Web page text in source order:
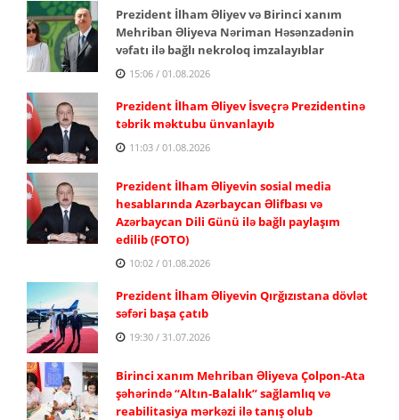
Prezident İlham Əliyev və Birinci xanım
Mehriban Əliyeva Nəriman Həsənzadənin
vəfatı ilə bağlı nekroloq imzalayıblar
15:06 / 01.08.2026
Prezident İlham Əliyev İsveçrə Prezidentinə
təbrik məktubu ünvanlayıb
11:03 / 01.08.2026
Prezident İlham Əliyevin sosial media
hesablarında Azərbaycan Əlifbası və
Azərbaycan Dili Günü ilə bağlı paylaşım
edilib (FOTO)
10:02 / 01.08.2026
Prezident İlham Əliyevin Qırğızıstana dövlət
səfəri başa çatıb
19:30 / 31.07.2026
Birinci xanım Mehriban Əliyeva Çolpon-Ata
şəhərində “Altın-Balalık” sağlamlıq və
reabilitasiya mərkəzi ilə tanış olub